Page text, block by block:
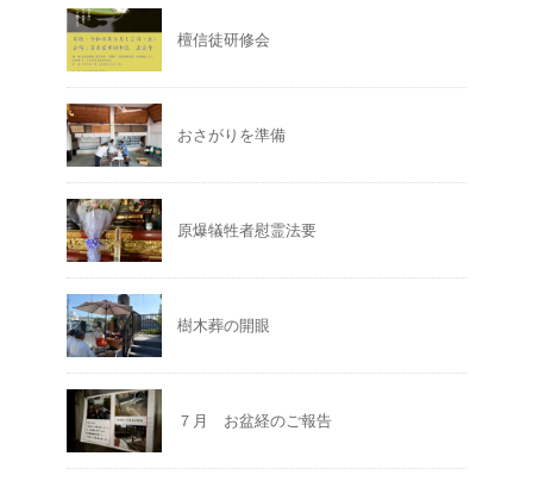
檀信徒研修会
おさがりを準備
原爆犠牲者慰霊法要
樹木葬の開眼
７月 お盆経のご報告